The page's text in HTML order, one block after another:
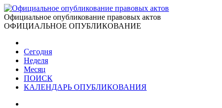
Официальное опубликование правовых актов
ОФИЦИАЛЬНОЕ ОПУБЛИКОВАНИЕ
Сегодня
Неделя
Месяц
ПОИСК
КАЛЕНДАРЬ ОПУБЛИКОВАНИЯ